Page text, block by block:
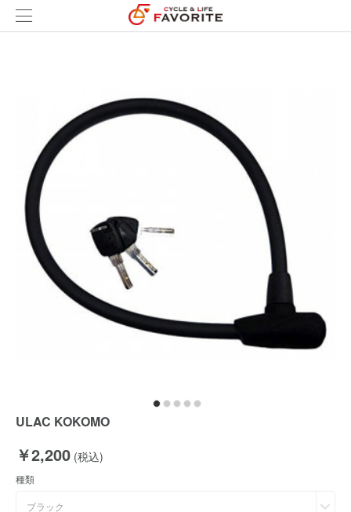
ULAC KOKOMO
￥2,200 (税込)
種類
ブラック